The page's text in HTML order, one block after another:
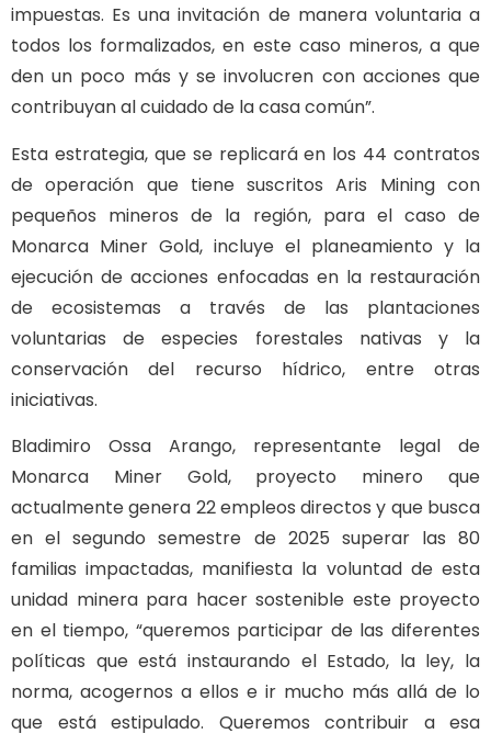
impuestas. Es una invitación de manera voluntaria a
todos los formalizados, en este caso mineros, a que
den un poco más y se involucren con acciones que
contribuyan al cuidado de la casa común”.
Esta estrategia, que se replicará en los 44 contratos
de operación que tiene suscritos Aris Mining con
pequeños mineros de la región, para el caso de
Monarca Miner Gold, incluye el planeamiento y la
ejecución de acciones enfocadas en la restauración
de ecosistemas a través de las plantaciones
voluntarias de especies forestales nativas y la
conservación del recurso hídrico, entre otras
iniciativas.
Bladimiro Ossa Arango, representante legal de
Monarca Miner Gold, proyecto minero que
actualmente genera 22 empleos directos y que busca
en el segundo semestre de 2025 superar las 80
familias impactadas, manifiesta la voluntad de esta
unidad minera para hacer sostenible este proyecto
en el tiempo, “queremos participar de las diferentes
políticas que está instaurando el Estado, la ley, la
norma, acogernos a ellos e ir mucho más allá de lo
que está estipulado. Queremos contribuir a esa